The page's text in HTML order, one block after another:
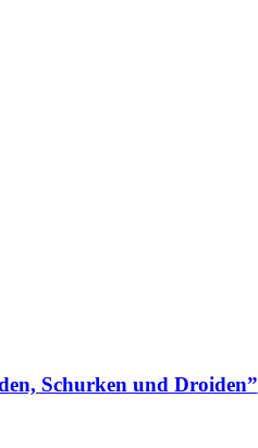
Schurken und Droiden”